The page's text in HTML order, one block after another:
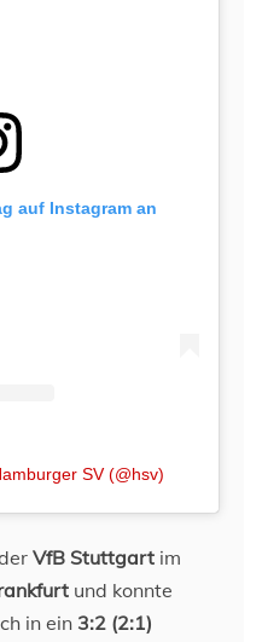
auf Instagram an
SV (@hsv)
VfB Stuttgart im
und konnte
in ein 3:2 (2:1)